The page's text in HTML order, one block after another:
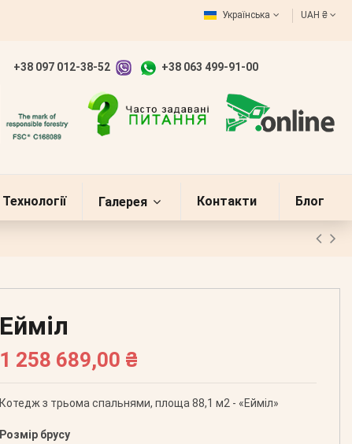
Українська UAH ₴
+38 097 012-38-52 +38 063 499-91-00
Технології Галерея Контакти Блог
Ейміл
1 258 689,00 ₴
Котедж з трьома спальнями, площа 88,1 м2 - «Ейміл»
Розмір брусу